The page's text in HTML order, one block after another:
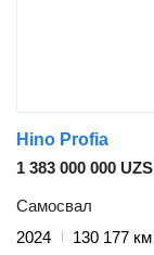
Hino Profia
1 383 000 000 UZS
Самосвал
2024
130 177 км